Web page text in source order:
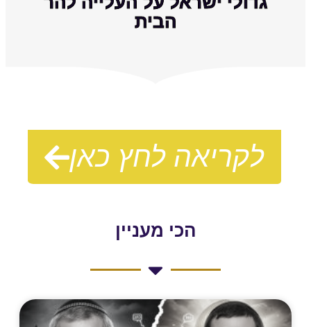
הבית
לקריאה לחץ כאן
הכי מעניין